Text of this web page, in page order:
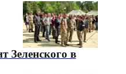
Зеленского в